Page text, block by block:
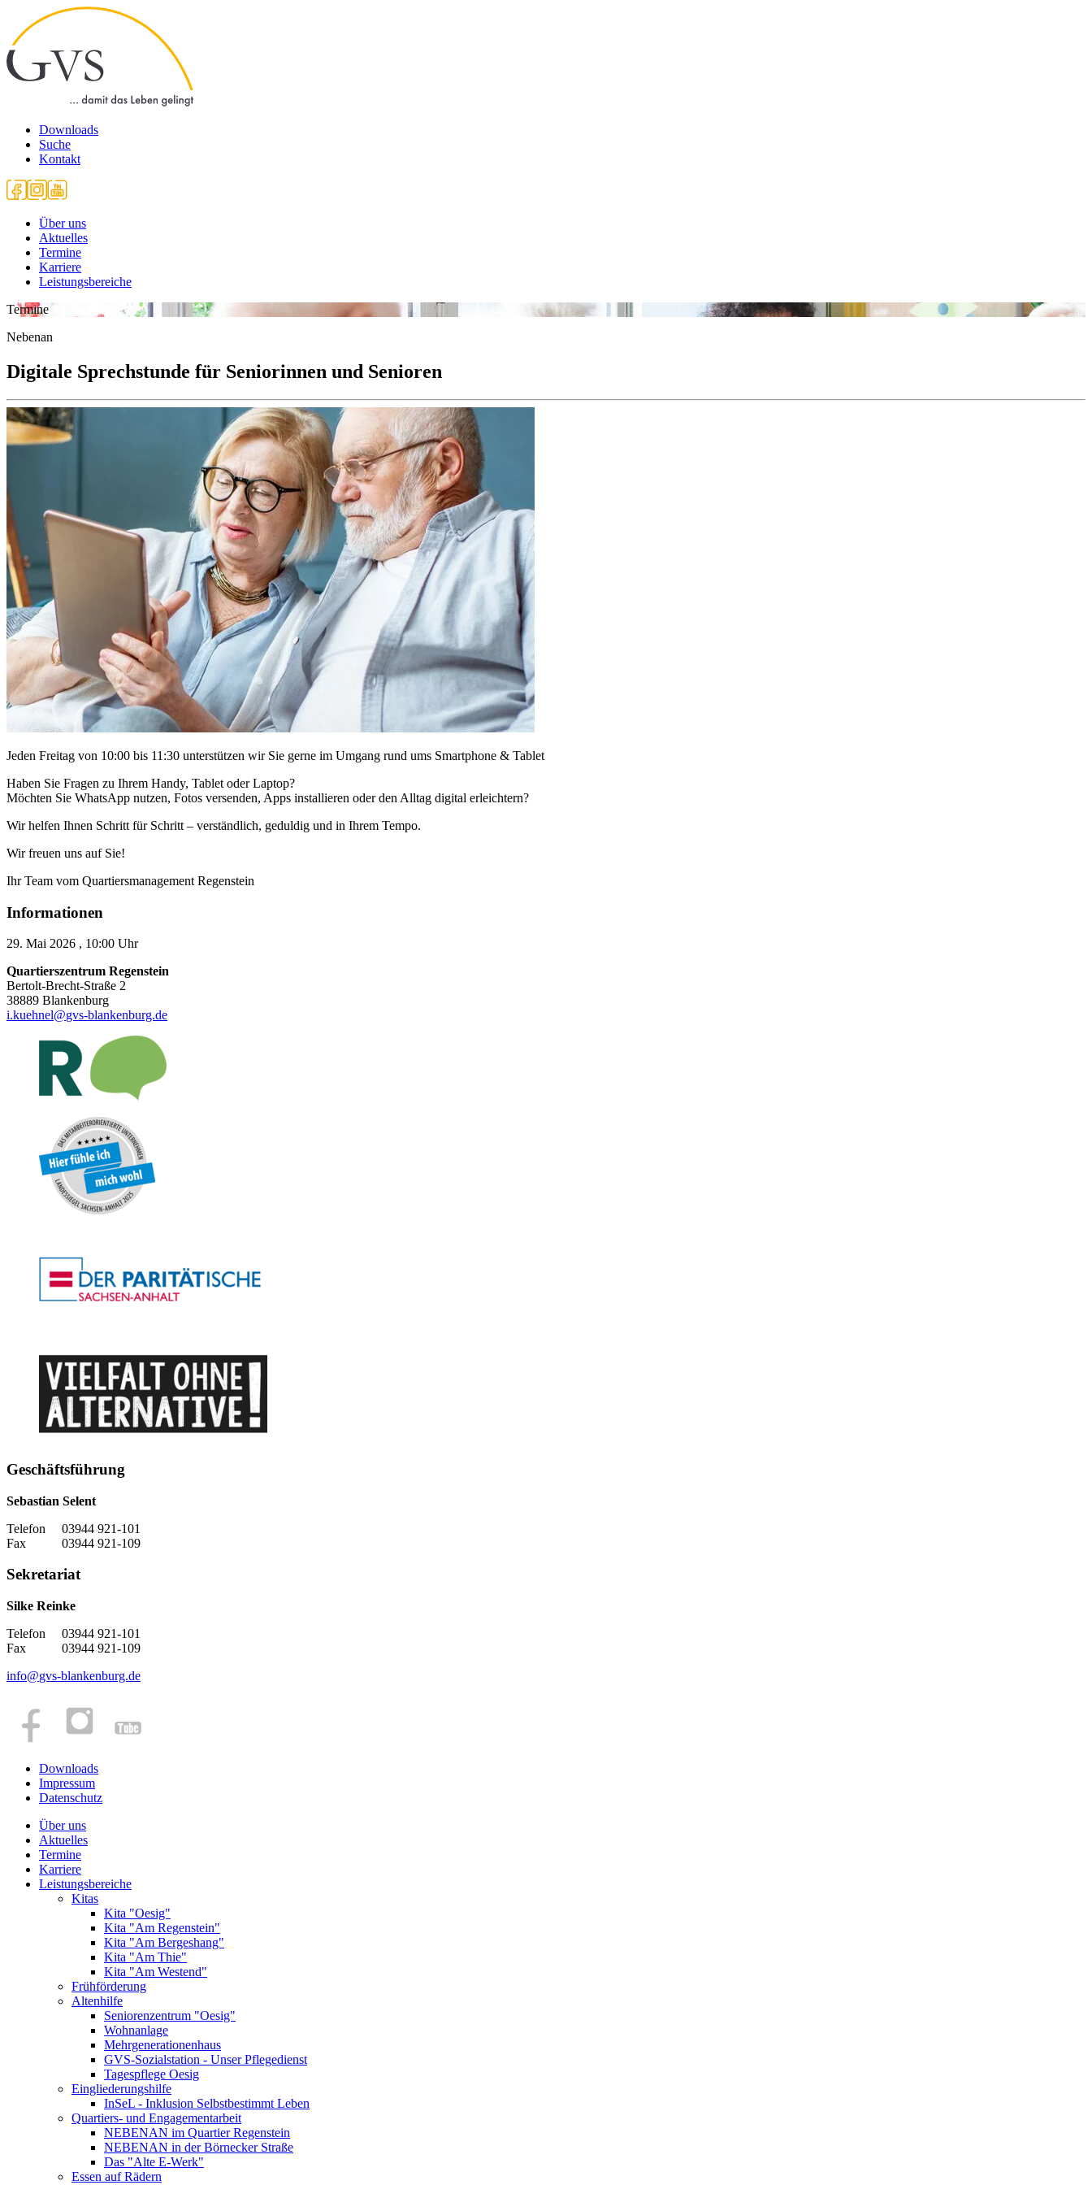
Downloads
Suche
Kontakt
Über uns
Aktuelles
Termine
Karriere
Leistungsbereiche
Termine
Nebenan
Digitale Sprechstunde für Seniorinnen und Senioren
Jeden Freitag von 10:00 bis 11:30 unterstützen wir Sie gerne im Umgang rund ums Smartphone & Tablet
Haben Sie Fragen zu Ihrem Handy, Tablet oder Laptop?
Möchten Sie WhatsApp nutzen, Fotos versenden, Apps installieren oder den Alltag digital erleichtern?
Wir helfen Ihnen Schritt für Schritt – verständlich, geduldig und in Ihrem Tempo.
Wir freuen uns auf Sie!
Ihr Team vom Quartiersmanagement Regenstein
Informationen
29. Mai 2026 , 10:00 Uhr
Quartierszentrum Regenstein
Bertolt-Brecht-Straße 2
38889 Blankenburg
i.kuehnel@gvs-blankenburg.de
Geschäftsführung
Sebastian Selent
Telefon 03944 921-101
Fax 03944 921-109
Sekretariat
Silke Reinke
Telefon 03944 921-101
Fax 03944 921-109
info@gvs-blankenburg.de
Downloads
Impressum
Datenschutz
Über uns
Aktuelles
Termine
Karriere
Leistungsbereiche
Kitas
Kita "Oesig"
Kita "Am Regenstein"
Kita "Am Bergeshang"
Kita "Am Thie"
Kita "Am Westend"
Frühförderung
Altenhilfe
Seniorenzentrum "Oesig"
Wohnanlage
Mehrgenerationenhaus
GVS-Sozialstation - Unser Pflegedienst
Tagespflege Oesig
Eingliederungshilfe
InSeL - Inklusion Selbstbestimmt Leben
Quartiers- und Engagementarbeit
NEBENAN im Quartier Regenstein
NEBENAN in der Börnecker Straße
Das "Alte E-Werk"
Essen auf Rädern